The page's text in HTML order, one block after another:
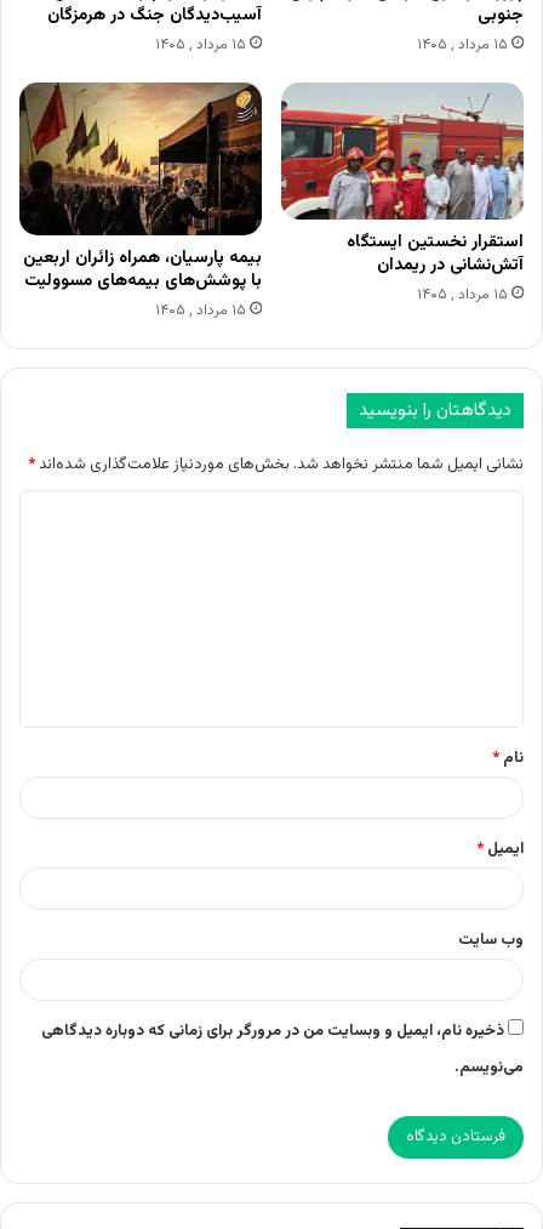
جنوبی
۱۵ مرداد , ۱۴۰۵
آسیب‌دیدگان جنگ در هرمزگان
۱۵ مرداد , ۱۴۰۵
استقرار نخستین ایستگاه
آتش‌نشانی در ریمدان
۱۵ مرداد , ۱۴۰۵
بیمه پارسیان، همراه زائران اربعین
با پوشش‌های بیمه‌های مسوولیت
۱۵ مرداد , ۱۴۰۵
دیدگاهتان را بنویسید
نشانی ایمیل شما منتشر نخواهد شد. بخش‌های موردنیاز علامت‌گذاری شده‌اند *
*
نام *
ایمیل *
وب‌ سایت
ذخیره نام، ایمیل و وبسایت من در مرورگر برای زمانی که دوباره دیدگاهی
می‌نویسم.